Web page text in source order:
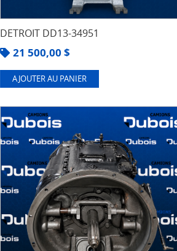
DETROIT DD13-34951
21 500,00 $
AJOUTER AU PANIER